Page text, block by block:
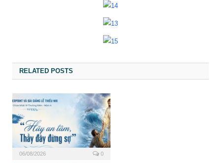
RELATED POSTS
06/08/2026 0